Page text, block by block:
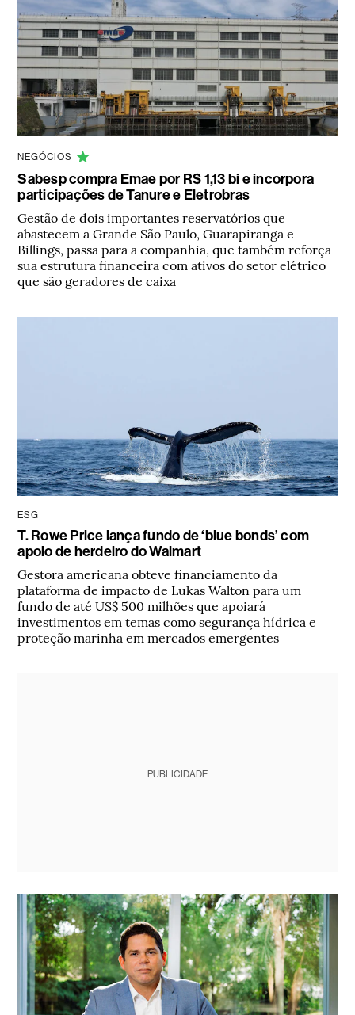
NEGÓCIOS
Sabesp compra Emae por R$ 1,13 bi e incorpora
participações de Tanure e Eletrobras
Gestão de dois importantes reservatórios que
abastecem a Grande São Paulo, Guarapiranga e
Billings, passa para a companhia, que também reforça
sua estrutura financeira com ativos do setor elétrico
que são geradores de caixa
ESG
T. Rowe Price lança fundo de ‘blue bonds’ com
apoio de herdeiro do Walmart
Gestora americana obteve financiamento da
plataforma de impacto de Lukas Walton para um
fundo de até US$ 500 milhões que apoiará
investimentos em temas como segurança hídrica e
proteção marinha em mercados emergentes
PUBLICIDADE